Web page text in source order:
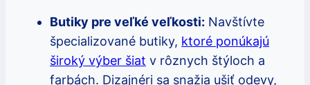
Butiky pre veľké veľkosti: Navštívte
špecializované butiky, ktoré ponúkajú
široký výber šiat v rôznych štýloch a
farbách. Dizajnéri sa snažia ušiť odevy,